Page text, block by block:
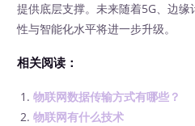
提供底层支撑。未来随着5G、边
性与智能化水平将进一步升级。
相关阅读：
物联网数据传输方式有哪些？
物联网有什么技术